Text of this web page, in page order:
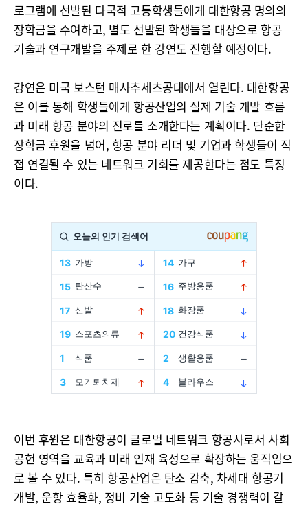
로그램에 선발된 다국적 고등학생들에게 대한항공 명의의
장학금을 수여하고, 별도 선발된 학생들을 대상으로 항공
기술과 연구개발을 주제로 한 강연도 진행할 예정이다.
강연은 미국 보스턴 매사추세츠공대에서 열린다. 대한항공
은 이를 통해 학생들에게 항공산업의 실제 기술 개발 흐름
과 미래 항공 분야의 진로를 소개한다는 계획이다. 단순한
장학금 후원을 넘어, 항공 분야 리더 및 기업과 학생들이 직
접 연결될 수 있는 네트워크 기회를 제공한다는 점도 특징
이다.
이번 후원은 대한항공이 글로벌 네트워크 항공사로서 사회
공헌 영역을 교육과 미래 인재 육성으로 확장하는 움직임으
로 볼 수 있다. 특히 항공산업은 탄소 감축, 차세대 항공기
개발, 운항 효율화, 정비 기술 고도화 등 기술 경쟁력이 갈